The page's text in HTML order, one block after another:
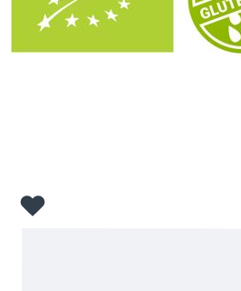
Bildergalerie überspringen